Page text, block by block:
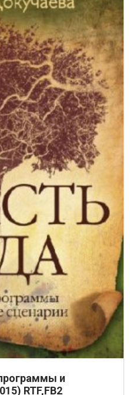
и
RTF,FB2